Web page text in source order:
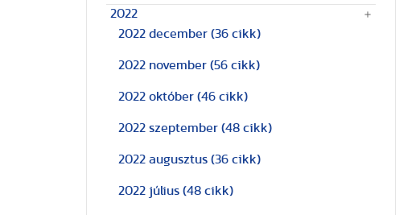
2022
2022 december (36 cikk)
2022 november (56 cikk)
2022 október (46 cikk)
2022 szeptember (48 cikk)
2022 augusztus (36 cikk)
2022 július (48 cikk)